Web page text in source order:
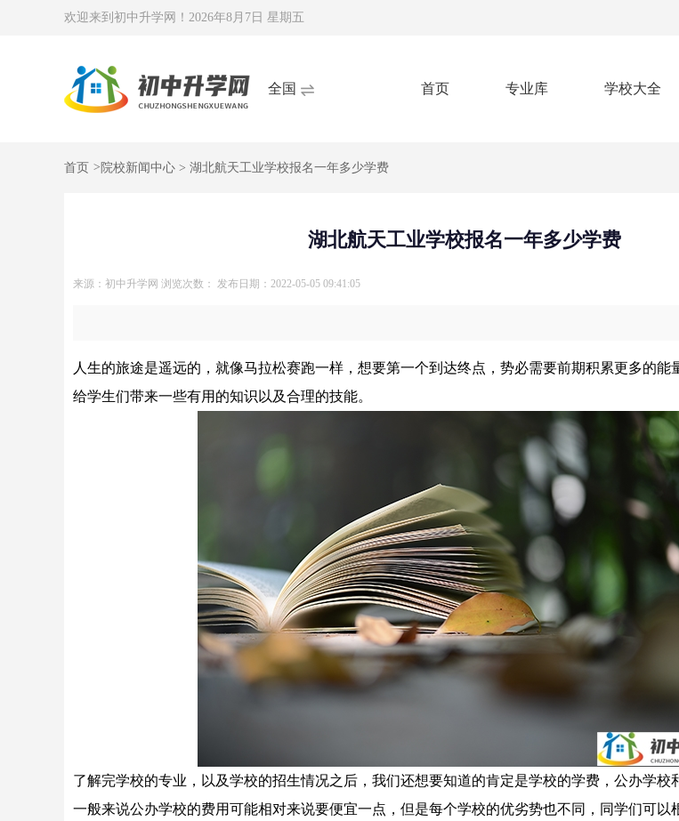
欢迎来到初中升学网！ 2026年8月7日 星期五
全国 首页 专业库 学校大全
首页 > 院校新闻中心 > 湖北航天工业学校报名一年多少学费
湖北航天工业学校报名一年多少学费
来源：初中升学网 浏览次数： 发布日期：2022-05-05 09:41:05
人生的旅途是遥远的，就像马拉松赛跑一样，想要第一个到达终点，势必需要前期积累更多的能
给学生们带来一些有用的知识以及合理的技能。
了解完学校的专业，以及学校的招生情况之后，我们还想要知道的肯定是学校的学费，公办学校
一般来说公办学校的费用可能相对来说要便宜一点，但是每个学校的优劣势也不同，同学们可以